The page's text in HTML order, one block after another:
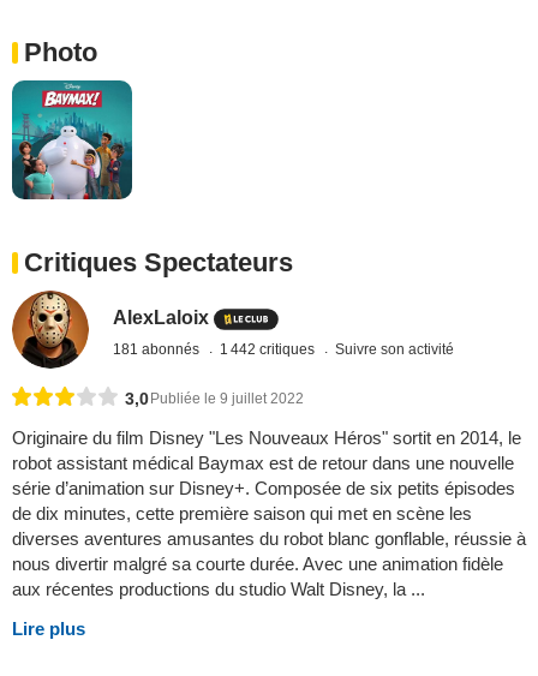
Photo
Critiques Spectateurs
AlexLaloix
181 abonnés 1 442 critiques Suivre son activité
3,0Publiée le 9 juillet 2022
Originaire du film Disney "Les Nouveaux Héros" sortit en 2014, le
robot assistant médical Baymax est de retour dans une nouvelle
série d’animation sur Disney+. Composée de six petits épisodes
de dix minutes, cette première saison qui met en scène les
diverses aventures amusantes du robot blanc gonflable, réussie à
nous divertir malgré sa courte durée. Avec une animation fidèle
aux récentes productions du studio Walt Disney, la ...
Lire plus